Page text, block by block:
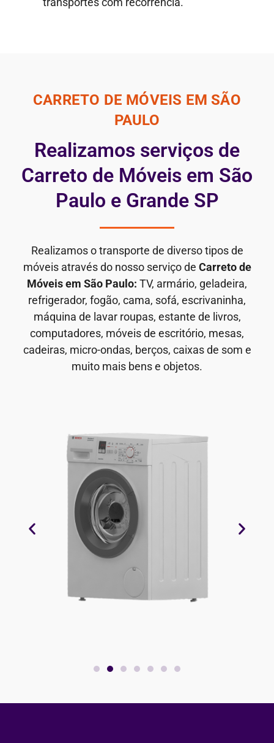
CARRETO DE MÓVEIS EM SÃO
PAULO
Realizamos serviços de
Carreto de Móveis em São
Paulo e Grande SP
Realizamos o transporte de diverso tipos de
móveis através do nosso serviço de Carreto de
Móveis em São Paulo: TV, armário, geladeira,
refrigerador, fogão, cama, sofá, escrivaninha,
máquina de lavar roupas, estante de livros,
computadores, móveis de escritório, mesas,
cadeiras, micro-ondas, berços, caixas de som e
muito mais bens e objetos.